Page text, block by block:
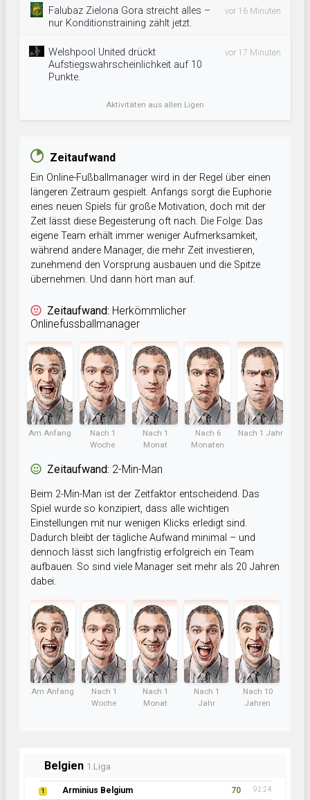
Falubaz Zielona Gora streicht alles –
nur Konditionstraining zählt jetzt.
vor 16 Minuten
Welshpool United drückt
Aufstiegswahrscheinlichkeit auf 10
Punkte.
vor 17 Minuten
Aktivitäten aus allen Ligen
Zeitaufwand
Ein Online-Fußballmanager wird in der Regel über einen
längeren Zeitraum gespielt. Anfangs sorgt die Euphorie
eines neuen Spiels für große Motivation, doch mit der
Zeit lässt diese Begeisterung oft nach. Die Folge: Das
eigene Team erhält immer weniger Aufmerksamkeit,
während andere Manager, die mehr Zeit investieren,
zunehmend den Vorsprung ausbauen und die Spitze
übernehmen. Und dann hört man auf.
Zeitaufwand: Herkömmlicher
Onlinefussballmanager
Am Anfang
Nach 1
Woche
Nach 1
Monat
Nach 6
Monaten
Nach 1 Jahr
Zeitaufwand: 2-Min-Man
Beim 2-Min-Man ist der Zeitfaktor entscheidend. Das
Spiel wurde so konzipiert, dass alle wichtigen
Einstellungen mit nur wenigen Klicks erledigt sind.
Dadurch bleibt der tägliche Aufwand minimal – und
dennoch lässt sich langfristig erfolgreich ein Team
aufbauen. So sind viele Manager seit mehr als 20 Jahren
dabei.
Am Anfang
Nach 1
Woche
Nach 1
Monat
Nach 1
Jahr
Nach 10
Jahren
Belgien 1.Liga
1 Arminius Belgium 70 92:24